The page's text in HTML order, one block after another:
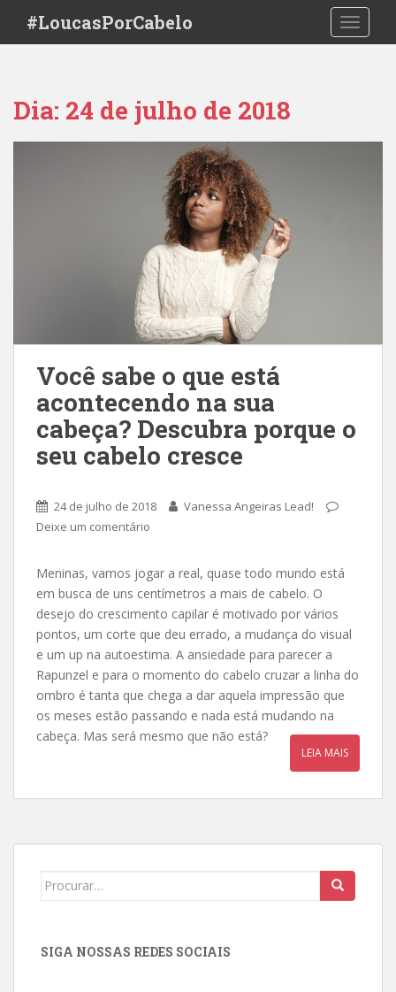
i
#LoucasPorCabelo
Dia: 24 de julho de 2018
Você sabe o que está
acontecendo na sua
cabeça? Descubra porque o
seu cabelo cresce
24 de julho de 2018
Vanessa Angeiras Lead!
Deixe um comentário
Meninas, vamos jogar a real, quase todo mundo está
em busca de uns centímetros a mais de cabelo. O
desejo do crescimento capilar é motivado por vários
pontos, um corte que deu errado, a mudança do visual
e um up na autoestima. A ansiedade para parecer a
Rapunzel e para o momento do cabelo cruzar a linha do
ombro é tanta que chega a dar aquela impressão que
os meses estão passando e nada está mudando na
cabeça. Mas será mesmo que não está?
LEIA MAIS
Search
SIGA NOSSAS REDES SOCIAIS